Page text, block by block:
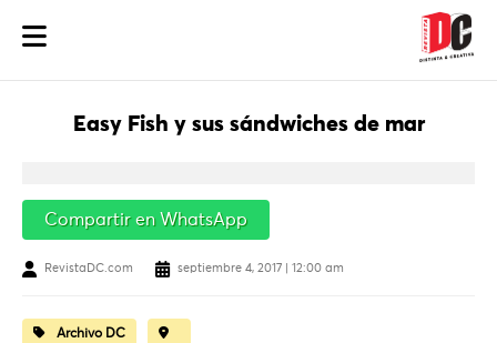
Easy Fish y sus sándwiches de mar
Compartir en WhatsApp
RevistaDC.com septiembre 4, 2017 | 12:00 am
Archivo DC